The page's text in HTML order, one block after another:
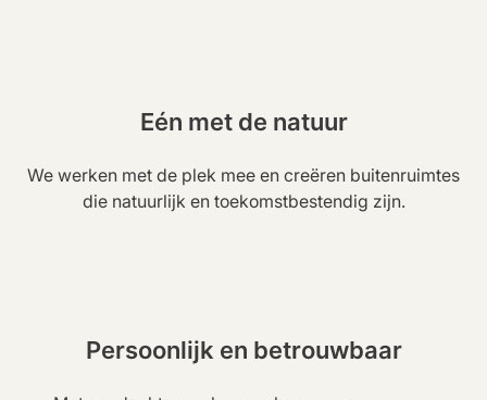
Eén met de natuur
We werken met de plek mee en creëren buitenruimtes
die natuurlijk en toekomstbestendig zijn.
Persoonlijk en betrouwbaar